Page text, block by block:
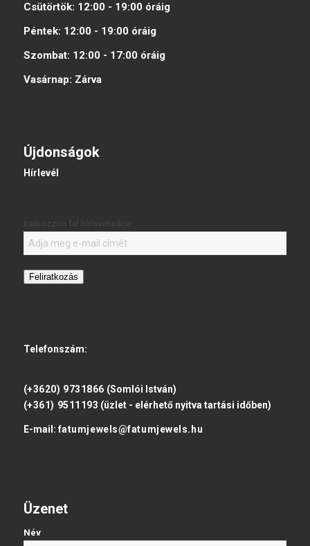
Csütörtök: 12:00 - 19:00 óráig
Péntek: 12:00 - 19:00 óráig
Szombat: 12:00 - 17:00 óráig
Vasárnap: Zárva
Újdonságok
Hírlevél
Feliratkozás
Telefonszám:
(+3620) 9731866 (Somlói István)
(+361) 9511193 (üzlet - elérhető nyitva tartási időben)
E-mail: fatumjewels@fatumjewels.hu
Üzenet
Név